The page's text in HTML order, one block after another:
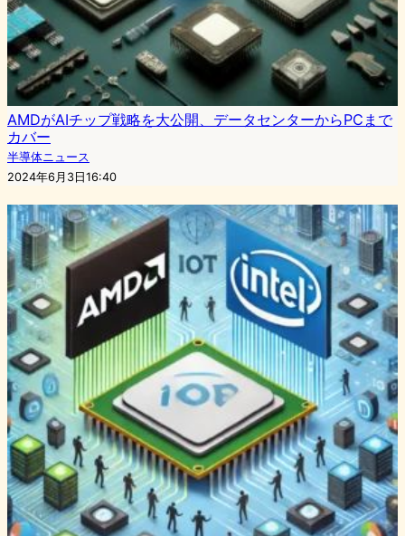
AMDがAIチップ戦略を大公開、データセンターからPCまで
カバー
半導体ニュース
2024年6月3日16:40